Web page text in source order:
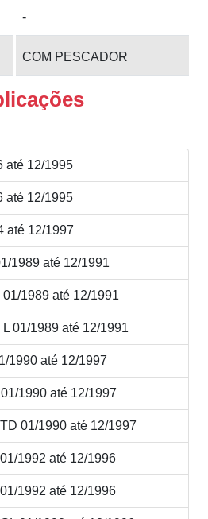
-
COM PESCADOR
até 12/1995
até 12/1995
até 12/1997
1989 até 12/1991
1989 até 12/1991
01/1989 até 12/1991
1990 até 12/1997
1990 até 12/1997
01/1990 até 12/1997
1992 até 12/1996
1992 até 12/1996